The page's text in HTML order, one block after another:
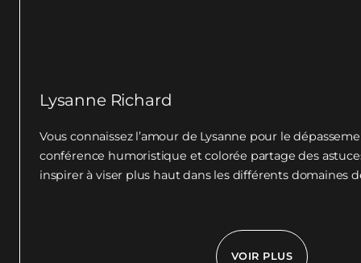
Lysanne Richard
Vous connaissez l’amour de Lysanne pour le
conférence humoristique et colorée partage des
inspirer à viser plus haut dans les différents domaines
VOIR PLUS